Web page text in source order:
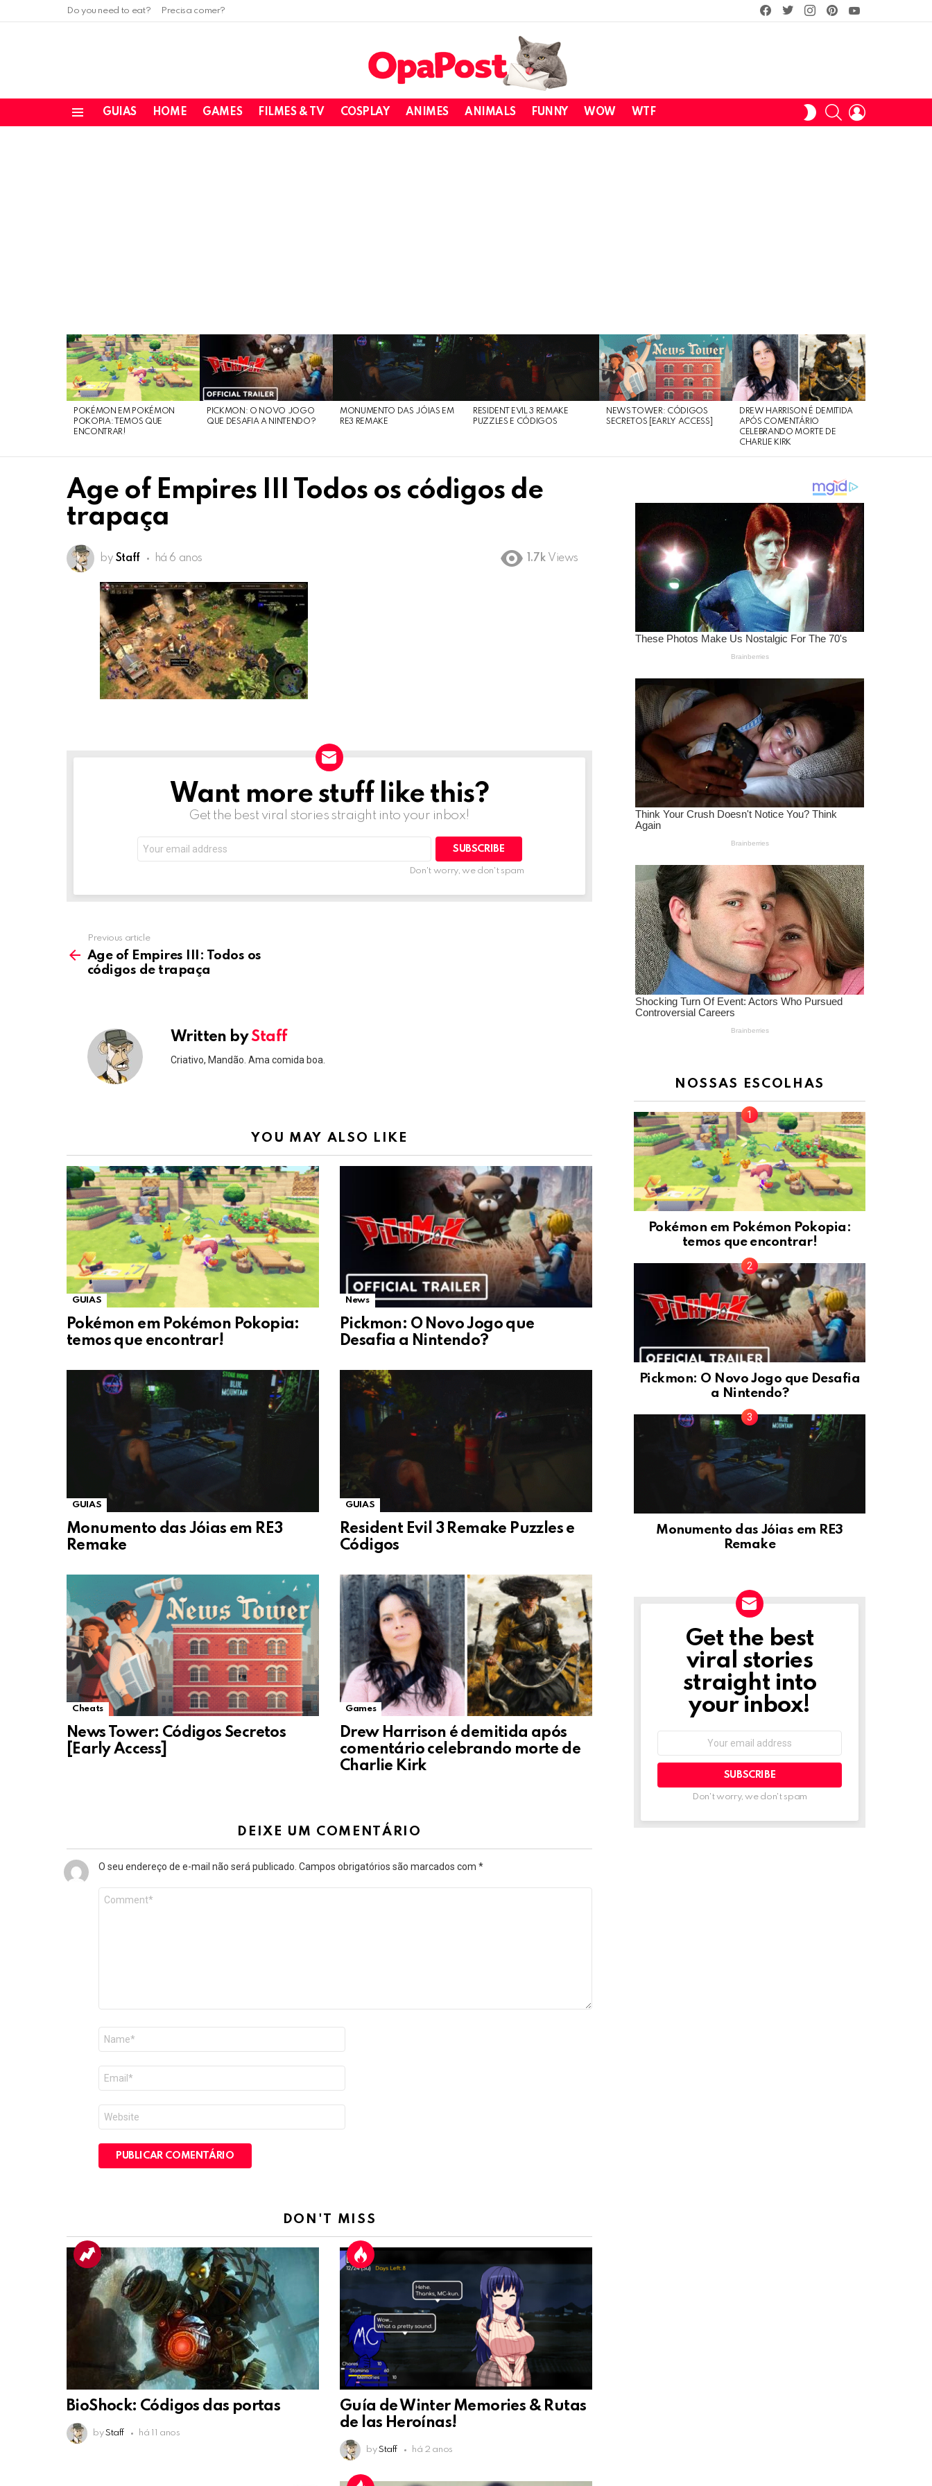
Do you need to eat? Precisa comer?
facebooktwitterinstagram
GUIAS HOME GAMES FILMES & TV COSPLAY ANIMES ANIMALS FUNNY WOW WTF
SWITCH
SKIN
SEARCH
LATEST
STORIES
POKÉMON EM POKÉMON
POKOPIA: TEMOS QUE
ENCONTRAR!
PICKMON: O NOVO JOGO
QUE DESAFIA A NINTENDO?
MONUMENTO DAS JÓIAS EM
RE3 REMAKE
RESIDENT EVIL 3 REMAKE
PUZZLES E CÓDIGOS
NEWS TOWER: CÓDIGOS
SECRETOS [EARLY ACCESS]
DREW HARRISON É DEMITIDA
APÓS COMENTÁRIO
CELEBRANDO MORTE DE
CHARLIE KIRK
Age of Empires III Todos os códigos de
trapaça
by Staff há 6 anos 1.7k Views
NEWSLETTERWant more stuff like this?
Get the best viral stories straight into your inbox!
address:
Don't worry, we don't spam
more
Previous article
Age of Empires III: Todos os
códigos de trapaça
Written byStaff
Criativo, Mandão. Ama comida boa.
YOU MAY ALSO LIKE
GUIAS
Pokémon em Pokémon Pokopia:
temos que encontrar!
News
Pickmon: O Novo Jogo que
Desafia a Nintendo?
GUIAS
Monumento das Jóias em RE3
Remake
GUIAS
Resident Evil 3 Remake Puzzles e
Códigos
Cheats
News Tower: Códigos Secretos
[Early Access]
Games
Drew Harrison é demitida após
comentário celebrando morte de
Charlie Kirk
DEIXE UM COMENTÁRIO
O seu endereço de e-mail não será publicado. Campos obrigatórios são marcados com *
mail
*
DON'T MISS
BioShock: Códigos das portas
by Staff há 11 anos
Guía de Winter Memories & Rutas
de las Heroínas!
by Staff há 2 anos
NOSSAS ESCOLHAS
Pokémon em Pokémon Pokopia:
temos que encontrar!
Pickmon: O Novo Jogo que Desafia
a Nintendo?
Monumento das Jóias em RE3
Remake
NEWSLETTER
Get the best
viral stories
straight into
your inbox!
Don't worry, we don't spam